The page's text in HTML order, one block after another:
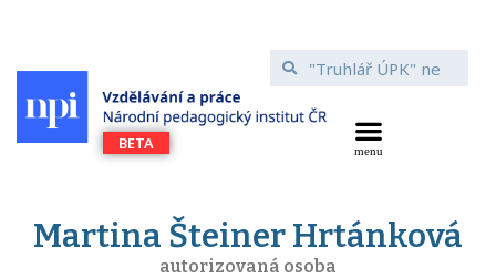
Martina Šteiner Hrtánková
autorizovaná osoba